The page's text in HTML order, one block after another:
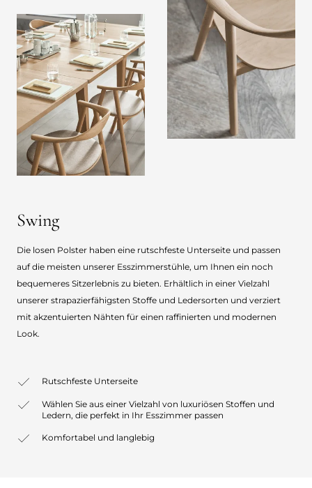
Swing
Die losen Polster haben eine rutschfeste Unterseite und passen
auf die meisten unserer Esszimmerstühle, um Ihnen ein noch
bequemeres Sitzerlebnis zu bieten. Erhältlich in einer Vielzahl
unserer strapazierfähigsten Stoffe und Ledersorten und verziert
mit akzentuierten Nähten für einen raffinierten und modernen
Look.
Rutschfeste Unterseite
Wählen Sie aus einer Vielzahl von luxuriösen Stoffen und
Ledern, die perfekt in Ihr Esszimmer passen
Komfortabel und langlebig